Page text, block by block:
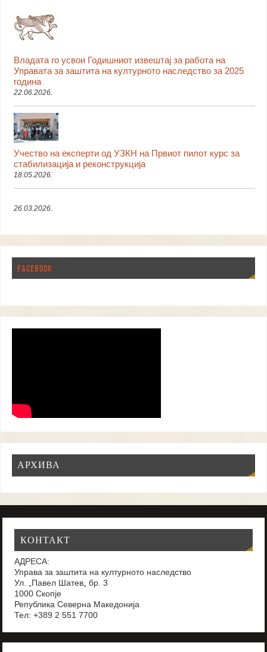
Владата го усвои Годишниот извештај за работа на
Управата за заштита на културното наследство за 2025
година
22.06.2026.
Учество на експерти од УЗКН на Првиот пилот курс за
стабилизација и реконструкција
18.05.2026.
26.03.2026.
FACEBOOK
АРХИВА
КОНТАКТ
АДРЕСА:
Управа за заштита на културното наследство
Ул. „Павел Шатев„ бр. 3
1000 Скопје
Република Северна Македонија
Тел: +389 2 551 7700